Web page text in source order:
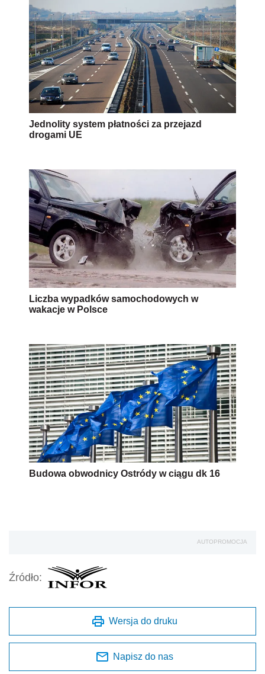
Jednolity system płatności za przejazd
drogami UE
Liczba wypadków samochodowych w
wakacje w Polsce
Budowa obwodnicy Ostródy w ciągu dk 16
AUTOPROMOCJA
Źródło:
Wersja do druku
Napisz do nas